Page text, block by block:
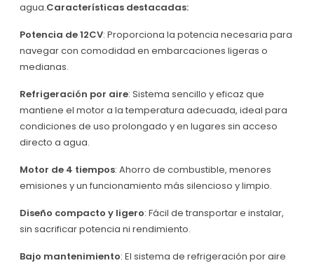
agua.Características destacadas:
Potencia de 12CV: Proporciona la potencia necesaria para
navegar con comodidad en embarcaciones ligeras o
medianas.
Refrigeración por aire: Sistema sencillo y eficaz que
mantiene el motor a la temperatura adecuada, ideal para
condiciones de uso prolongado y en lugares sin acceso
directo a agua.
Motor de 4 tiempos: Ahorro de combustible, menores
emisiones y un funcionamiento más silencioso y limpio.
Diseño compacto y ligero: Fácil de transportar e instalar,
sin sacrificar potencia ni rendimiento.
Bajo mantenimiento: El sistema de refrigeración por aire